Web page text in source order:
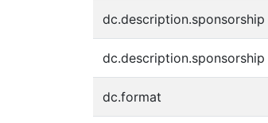
dc.description.sponsorship
dc.description.sponsorship
dc.format